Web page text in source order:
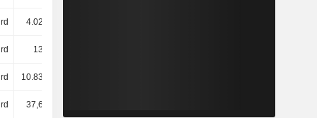
4.024 Mrd
139 Mrd
10.839 Mrd
37,64 Mrd